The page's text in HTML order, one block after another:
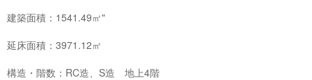
建築面積：1541.49㎡"
延床面積：3971.12㎡
構造・階数：RC造、S造 地上4階